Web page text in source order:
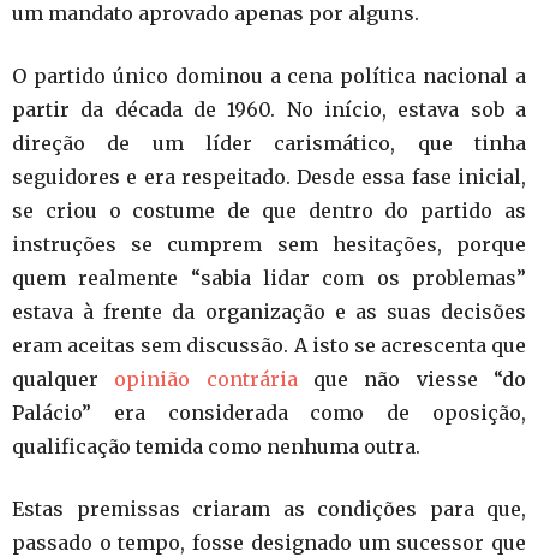
um mandato aprovado apenas por alguns.
O partido único dominou a cena política nacional a
partir da década de 1960. No início, estava sob a
direção de um líder carismático, que tinha
seguidores e era respeitado. Desde essa fase inicial,
se criou o costume de que dentro do partido as
instruções se cumprem sem hesitações, porque
quem realmente “sabia lidar com os problemas”
estava à frente da organização e as suas decisões
eram aceitas sem discussão. A isto se acrescenta que
qualquer opinião contráriaque não viesse “do
Palácio” era considerada como de oposição,
qualificação temida como nenhuma outra.
Estas premissas criaram as condições para que,
passado o tempo, fosse designado um sucessor que